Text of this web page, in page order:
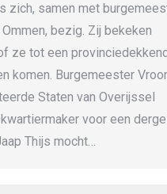
zich, samen met
bezig. Zij bekeken
ze tot een
komen. Burgemeester
Staten van Overijssel
voor een
Thijs mocht…